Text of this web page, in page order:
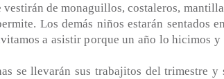
vestirán de monaguillos, costaleros,
Los demás niños estarán sentados
a asistir porque un año lo hicimos y
se llevarán sus trabajitos del trimestre y